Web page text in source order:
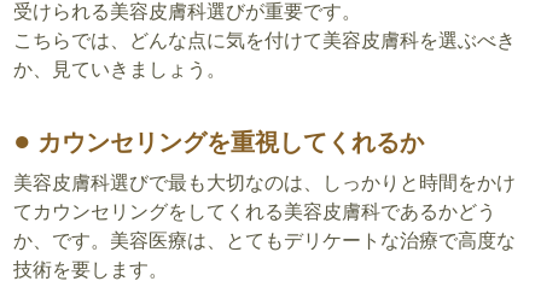
受けられる美容皮膚科選びが重要です。
こちらでは、どんな点に気を付けて美容皮膚科を選ぶべき
か、見ていきましょう。
カウンセリングを重視してくれるか
美容皮膚科選びで最も大切なのは、しっかりと時間をかけ
てカウンセリングをしてくれる美容皮膚科であるかどう
か、です。美容医療は、とてもデリケートな治療で高度な
技術を要します。